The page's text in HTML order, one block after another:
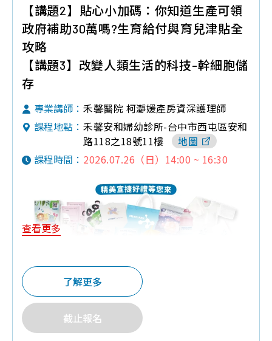
【講題2】貼心小加碼：你知道生產可領
政府補助30萬嗎?生育給付與育兒津貼全
攻略
【講題3】改變人類生活的科技-幹細胞儲
存
專業講師： 禾馨醫院 柯瀞媛產房資深護理師
課程地點： 禾馨安和婦幼診所-台中市西屯區安和
路118之18號11樓
地圖
課程時間： 2026.07.26（日）14:00 ~ 16:30
♦預約報名禮：黃色小鴨研磨碗
♦參加禮：培寶溢乳墊+擠乳袋
♦夫妻同行禮：紗布衣
♦Q&A有獎禮：奶粉罐,紗布巾
查看更多
了解更多
截止報名